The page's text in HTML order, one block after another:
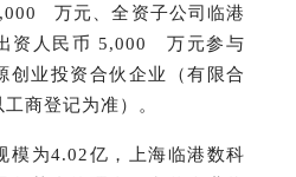
万元、全资子公司临港
资人民币 5,000 万元参与
创业投资合伙企业（有限合
商登记为准）。
模为4.02亿，上海临港数科